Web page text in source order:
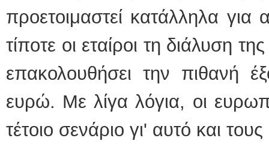
προετοιμαστεί κατάλληλα
τίποτε οι εταίροι τη διάλυση
επακολουθήσει την πιθανή
ευρώ. Με λίγα λόγια, οι
τέτοιο σενάριο γι' αυτό και